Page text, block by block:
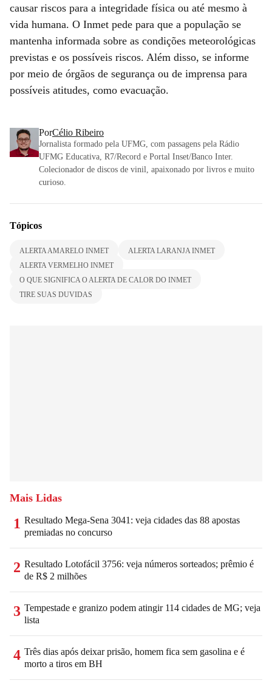
causar riscos para a integridade física ou até mesmo à
vida humana. O Inmet pede para que a população se
mantenha informada sobre as condições meteorológicas
previstas e os possíveis riscos. Além disso, se informe
por meio de órgãos de segurança ou de imprensa para
possíveis atitudes, como evacuação.
PorCélio Ribeiro
Jornalista formado pela UFMG, com passagens pela Rádio
UFMG Educativa, R7/Record e Portal Inset/Banco Inter.
Colecionador de discos de vinil, apaixonado por livros e muito
curioso.
Tópicos
ALERTA AMARELO INMET
ALERTA LARANJA INMET
ALERTA VERMELHO INMET
O QUE SIGNIFICA O ALERTA DE CALOR DO INMET
TIRE SUAS DUVIDAS
Mais Lidas
1 Resultado Mega-Sena 3041: veja cidades das 88 apostas
premiadas no concurso
2 Resultado Lotofácil 3756: veja números sorteados; prêmio é
de R$ 2 milhões
3 Tempestade e granizo podem atingir 114 cidades de MG; veja
lista
4 Três dias após deixar prisão, homem fica sem gasolina e é
morto a tiros em BH